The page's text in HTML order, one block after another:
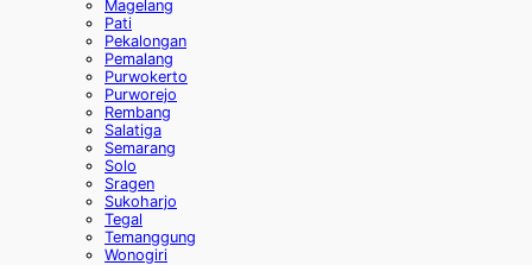
Magelang
Pati
Pekalongan
Pemalang
Purwokerto
Purworejo
Rembang
Salatiga
Semarang
Solo
Sragen
Sukoharjo
Tegal
Temanggung
Wonogiri